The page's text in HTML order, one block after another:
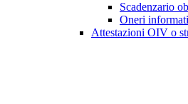
Scadenzario
Oneri
Attestazioni OIV o